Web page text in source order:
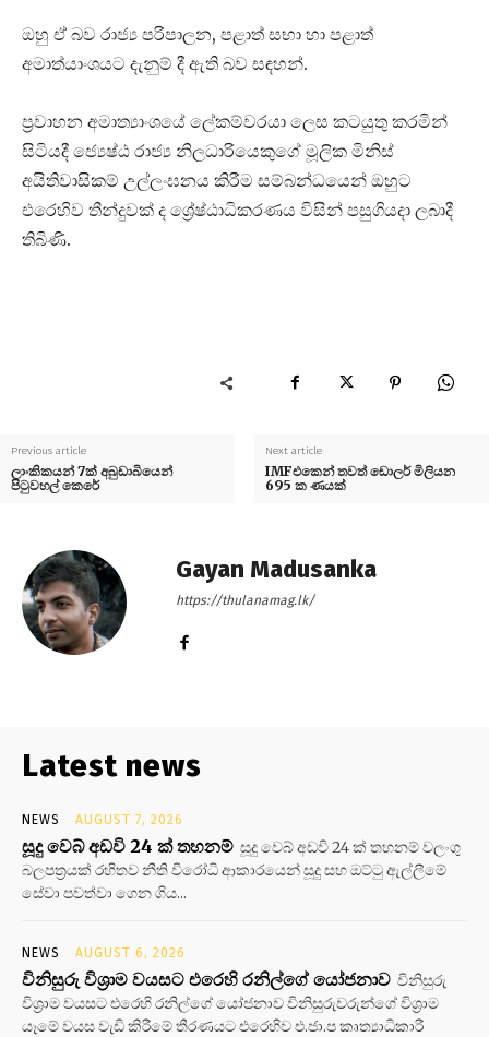
ඔහු ඒ බව රාජ්‍ය පරිපාලන, පළාත් සභා හා පළාත්
අමාත්යාංශයට දැනුම් දී ඇති බව සඳහන්.
ප්‍රවාහන අමාත්‍යාංශයේ ලේකම්වරයා ලෙස කටයුතු කරමින්
සිටියදී ජ්‍යෙෂ්ඨ රාජ්‍ය නිලධාරියෙකුගේ මූලික මිනිස්
අයිතිවාසිකම් උල්ලංඝනය කිරීම සම්බන්ධයෙන් ඔහුට
එරෙහිව තීන්දුවක් ද ශ්‍රේෂ්ඨාධිකරණය විසින් පසුගියදා ලබාදී
තිබිණි.
Previous article
ලාංකිකයන් 7ක් අබුඩාබියෙන්
පිටුවහල් කෙරේ
Next article
IMFඑකෙන් තවත් ඩොලර් මිලියන
695 ක ණයක්
Gayan Madusanka
https://thulanamag.lk/
Latest news
NEWS AUGUST 7, 2026
සූදු වෙබ් අඩවි 24 ක් තහනම් සූදු වෙබ් අඩවි 24 ක් තහනම් වලංගු
බලපත්‍රයක් රහිතව නීති විරෝධි ආකාරයෙන් සූදු සහ ඔට්ටු ඇල්ලීමේ
සේවා පවත්වා ගෙන ගිය...
NEWS AUGUST 6, 2026
විනිසුරු විශ්‍රාම වයසට එරෙහි රනිල්ගේ යෝජනාව විනිසුරු
විශ්‍රාම වයසට එරෙහි රනිල්ගේ යෝජනාව විනිසුරුවරුන්ගේ විශ්‍රාම
යෑමේ වයස වැඩි කිරීමේ තීරණයට එරෙහිව එ.ජා.ප කෘත්‍යාධිකාරී